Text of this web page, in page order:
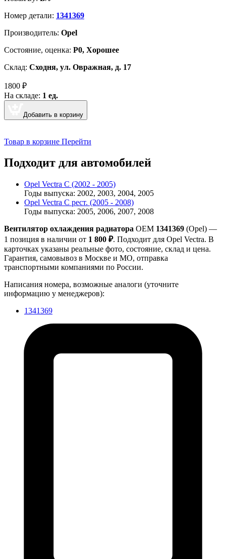
Номер детали: 1341369
Производитель: Opel
Cостояние, оценка: Р0, Хорошее
Склад: Сходня, ул. Овражная, д. 17
1800 ₽
На складе: 1 ед.
Добавить в корзину
Товар в корзине Перейти
Подходит для автомобилей
Opel Vectra C (2002 - 2005)
Годы выпуска: 2002, 2003, 2004, 2005
Opel Vectra C рест. (2005 - 2008)
Годы выпуска: 2005, 2006, 2007, 2008
Вентилятор охлаждения радиатора OEM 1341369 (Opel) —
1 позиция в наличии от 1 800 ₽. Подходит для Opel Vectra. В
карточках указаны реальные фото, состояние, склад и цена.
Гарантия, самовывоз в Москве и МО, отправка
транспортными компаниями по России.
Написания номера, возможные аналоги (уточните
информацию у менеджеров):
1341369